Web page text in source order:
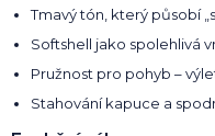
Tmavý tón, který působí
Softshell jako spolehlivá
Pružnost pro pohyb –
Stahování kapuce a